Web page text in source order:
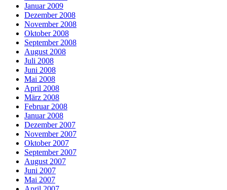
Januar 2009
Dezember 2008
November 2008
Oktober 2008
September 2008
August 2008
Juli 2008
Juni 2008
Mai 2008
April 2008
März 2008
Februar 2008
Januar 2008
Dezember 2007
November 2007
Oktober 2007
September 2007
August 2007
Juni 2007
Mai 2007